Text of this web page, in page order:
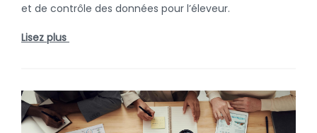
et de contrôle des données pour l’éleveur.
Lisez plus